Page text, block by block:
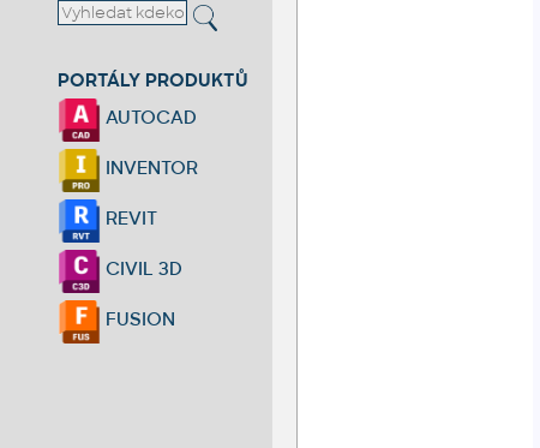
PORTÁLY PRODUKTŮ
AUTOCAD
INVENTOR
REVIT
CIVIL 3D
FUSION